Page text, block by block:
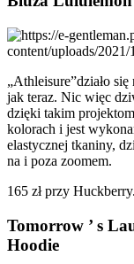
„Athleisure”działo
jak teraz. Nic więc
dzięki takim
kolorach i jest
elastycznej tkaniny,
na i poza zoomem.
165 zł przy
Tomorrow ’ s
Hoodie